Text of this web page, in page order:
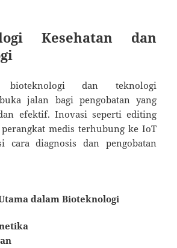
Kesehatan dan
bioteknologi dan teknologi
jalan bagi pengobatan yang
efektif. Inovasi seperti editing
perangkat medis terhubung ke IoT
cara diagnosis dan pengobatan
dalam Bioteknologi